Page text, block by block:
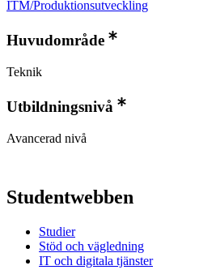
ITM/Produktionsutveckling
Huvudområde
Teknik
Utbildningsnivå
Avancerad nivå
Studentwebben
Studier
Stöd och vägledning
IT och digitala tjänster